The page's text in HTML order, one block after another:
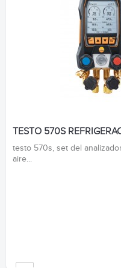
TESTO 570S
testo 570s, set del
aire...